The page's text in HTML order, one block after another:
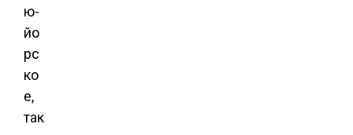
ю-
йо
рс
ко
е,
так